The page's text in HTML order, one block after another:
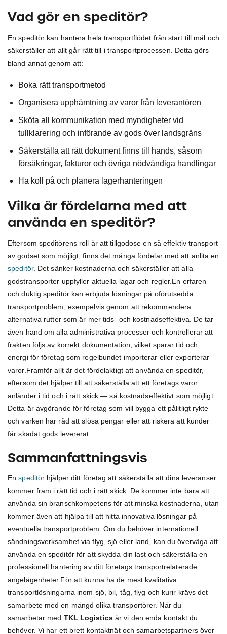
Vad gör en speditör?
En speditör kan hantera hela transportflödet från start till mål och
säkerställer att allt går rätt till i transportprocessen. Detta görs
bland annat genom att:
Boka rätt transportmetod
Organisera upphämtning av varor från leverantören
Sköta all kommunikation med myndigheter vid
tullklarering och införande av gods över landsgräns
Säkerställa att rätt dokument finns till hands, såsom
försäkringar, fakturor och övriga nödvändiga handlingar
Ha koll på och planera lagerhanteringen
Vilka är fördelarna med att
använda en speditör?
Eftersom speditörens roll är att tillgodose en så effektiv transport
av godset som möjligt, finns det många fördelar med att anlita en
speditör. Det sänker kostnaderna och säkerställer att alla
godstransporter uppfyller aktuella lagar och regler.En erfaren
och duktig speditör kan erbjuda lösningar på oförutsedda
transportproblem, exempelvis genom att rekommendera
alternativa rutter som är mer tids- och kostnadseffektiva. De tar
även hand om alla administrativa processer och kontrollerar att
frakten följs av korrekt dokumentation, vilket sparar tid och
energi för företag som regelbundet importerar eller exporterar
varor.Framför allt är det fördelaktigt att använda en speditör,
eftersom det hjälper till att säkerställa att ett företags varor
anländer i tid och i rätt skick — så kostnadseffektivt som möjligt.
Detta är avgörande för företag som vill bygga ett pålitligt rykte
och varken har råd att slösa pengar eller att riskera att kunder
får skadat gods levererat.
Sammanfattningsvis
Enspeditör hjälper ditt företag att säkerställa att dina leveranser
kommer fram i rätt tid och i rätt skick. De kommer inte bara att
använda sin branschkompetens för att minska kostnaderna, utan
kommer även att hjälpa till att hitta innovativa lösningar på
eventuella transportproblem. Om du behöver internationell
sändningsverksamhet via flyg, sjö eller land, kan du överväga att
använda en speditör för att skydda din last och säkerställa en
professionell hantering av ditt företags transportrelaterade
angelägenheter.För att kunna ha de mest kvalitativa
transportlösningarna inom sjö, bil, tåg, flyg och kurir krävs det
samarbete med en mängd olika transportörer. När du
samarbetar med TKL Logisticsär vi den enda kontakt du
behöver. Vi har ett brett kontaktnät och samarbetspartners över